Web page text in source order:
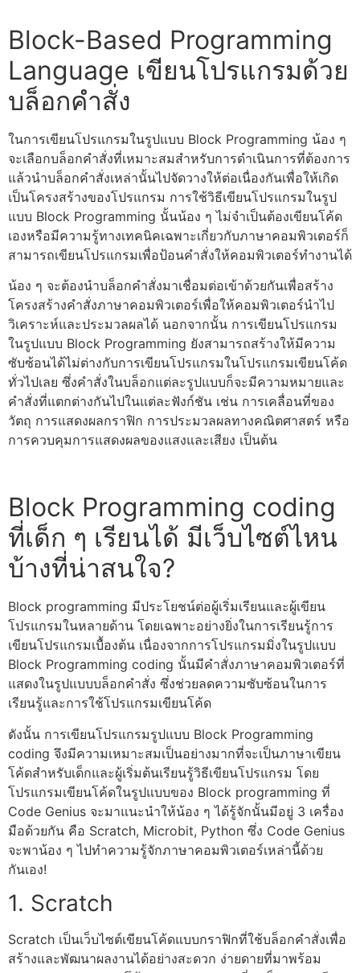
Block-Based Programming
Language เขียนโปรแกรมด้วย
บล็อกคำสั่ง
ในการเขียนโปรแกรมในรูปแบบ Block Programming น้อง ๆ
จะเลือกบล็อกคำสั่งที่เหมาะสมสำหรับการดำเนินการที่ต้องการ
แล้วนำบล็อกคำสั่งเหล่านั้นไปจัดวางให้ต่อเนื่องกันเพื่อให้เกิด
เป็นโครงสร้างของโปรแกรม การใช้วิธีเขียนโปรแกรมในรูป
แบบ Block Programming นั้นน้อง ๆ ไม่จำเป็นต้องเขียนโค้ด
เองหรือมีความรู้ทางเทคนิคเฉพาะเกี่ยวกับภาษาคอมพิวเตอร์ก็
สามารถเขียนโปรแกรมเพื่อป้อนคำสั่งให้คอมพิวเตอร์ทำงานได้
น้อง ๆ จะต้องนำบล็อกคำสั่งมาเชื่อมต่อเข้าด้วยกันเพื่อสร้าง
โครงสร้างคำสั่งภาษาคอมพิวเตอร์เพื่อให้คอมพิวเตอร์นำไป
วิเคราะห์และประมวลผลได้ นอกจากนั้น การเขียนโปรแกรม
ในรูปแบบ Block Programming ยังสามารถสร้างให้มีความ
ซับซ้อนได้ไม่ต่างกับการเขียนโปรแกรมในโปรแกรมเขียนโค้ด
ทั่วไปเลย ซึ่งคำสั่งในบล็อกแต่ละรูปแบบก็จะมีความหมายและ
คำสั่งที่แตกต่างกันไปในแต่ละฟังก์ชัน เช่น การเคลื่อนที่ของ
วัตถุ การแสดงผลกราฟิก การประมวลผลทางคณิตศาสตร์ หรือ
การควบคุมการแสดงผลของแสงและเสียง เป็นต้น
Block Programming coding
ที่เด็ก ๆ เรียนได้ มีเว็บไซต์ไหน
บ้างที่น่าสนใจ?
Block programming มีประโยชน์ต่อผู้เริ่มเรียนและผู้เขียน
โปรแกรมในหลายด้าน โดยเฉพาะอย่างยิ่งในการเรียนรู้การ
เขียนโปรแกรมเบื้องต้น เนื่องจากการโปรแกรมมิ่งในรูปแบบ
Block Programming coding นั้นมีคำสั่งภาษาคอมพิวเตอร์ที่
แสดงในรูปแบบบล็อกคำสั่ง ซึ่งช่วยลดความซับซ้อนในการ
เรียนรู้และการใช้โปรแกรมเขียนโค้ด
ดังนั้น การเขียนโปรแกรมรูปแบบ Block Programming
coding จึงมีความเหมาะสมเป็นอย่างมากที่จะเป็นภาษาเขียน
โค้ดสำหรับเด็กและผู้เริ่มต้นเรียนรู้วิธีเขียนโปรแกรม โดย
โปรแกรมเขียนโค้ดในรูปแบบของ Block programming ที่
Code Genius จะมาแนะนำให้น้อง ๆ ได้รู้จักนั้นมีอยู่ 3 เครื่อง
มือด้วยกัน คือ Scratch, Microbit, Python ซึ่ง Code Genius
จะพาน้อง ๆ ไปทำความรู้จักภาษาคอมพิวเตอร์เหล่านี้ด้วย
กันเอง!
1. Scratch
Scratch เป็นเว็บไซต์เขียนโค้ดแบบกราฟิกที่ใช้บล็อกคำสั่งเพื่อ
สร้างและพัฒนาผลงานได้อย่างสะดวก ง่ายดายที่มาพร้อม